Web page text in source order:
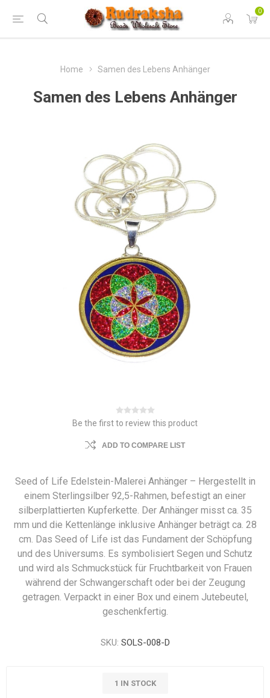
0
Home Samen des Lebens Anhänger
Samen des Lebens Anhänger
Be the first to review this product
ADD TO COMPARE LIST
Seed of Life Edelstein-Malerei Anhänger – Hergestellt in
einem Sterlingsilber 92,5-Rahmen, befestigt an einer
silberplattierten Kupferkette. Der Anhänger misst ca. 35
mm und die Kettenlänge inklusive Anhänger beträgt ca. 28
cm. Das Seed of Life ist das Fundament der Schöpfung
und des Universums. Es symbolisiert Segen und Schutz
und wird als Schmuckstück für Fruchtbarkeit von Frauen
während der Schwangerschaft oder bei der Zeugung
getragen. Verpackt in einer Box und einem Jutebeutel,
geschenkfertig.
SKU: SOLS-008-D
1 IN STOCK